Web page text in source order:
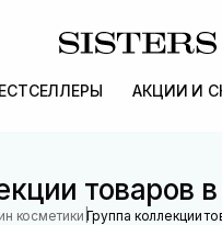
АКЦИИ И
товаров
косметики |Группа коллекции